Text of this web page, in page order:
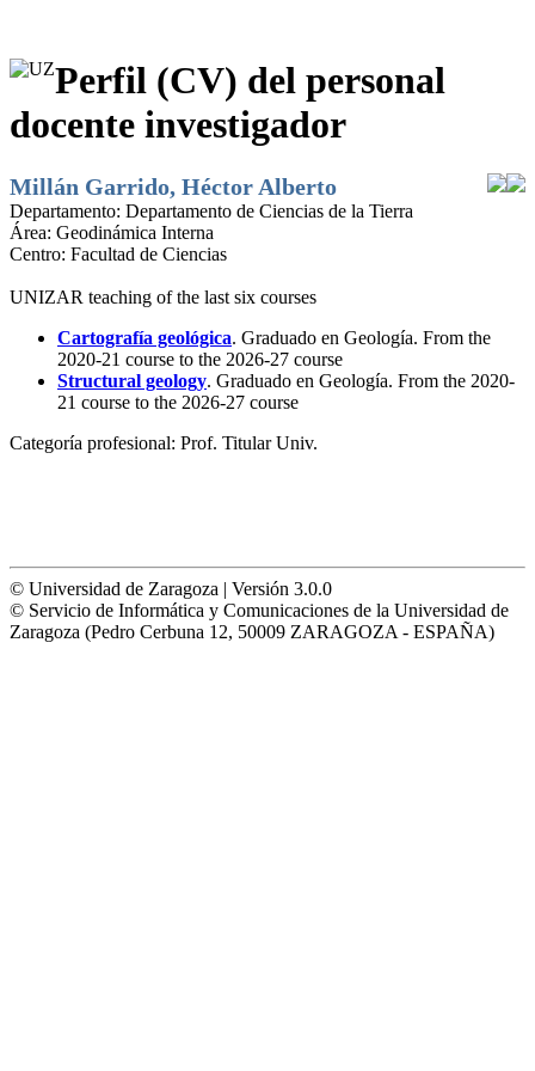
Perfil (CV) del personal
docente investigador
Millán Garrido, Héctor Alberto
Departamento: Departamento de Ciencias de la Tierra
Área: Geodinámica Interna
Centro: Facultad de Ciencias
UNIZAR teaching of the last six courses
Cartografía geológica. Graduado en Geología. From the
2020-21 course to the 2026-27 course
Structural geology. Graduado en Geología. From the 2020-
21 course to the 2026-27 course
Categoría profesional: Prof. Titular Univ.
© Universidad de Zaragoza | Versión 3.0.0
© Servicio de Informática y Comunicaciones de la Universidad de
Zaragoza (Pedro Cerbuna 12, 50009 ZARAGOZA - ESPAÑA)